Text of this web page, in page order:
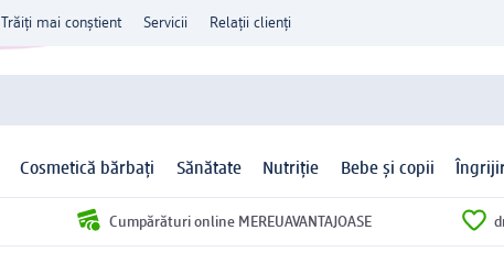
Trăiți mai conștient Servicii Relații clienți
Cosmetică bărbați Sănătate Nutriție Bebe și copii
Cumpărături online MEREUAVANTAJOASE